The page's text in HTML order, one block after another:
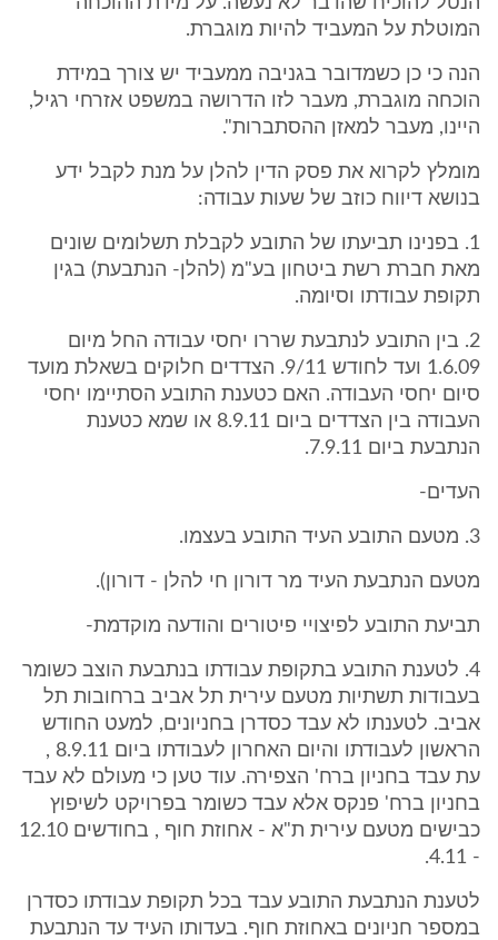
המוטלת על המעביד להיות מוגברת.
הנה כי כן כשמדובר בגניבה ממעביד יש צורך במידת
הוכחה מוגברת, מעבר לזו הדרושה במשפט אזרחי רגיל,
היינו, מעבר למאזן ההסתברות".
מומלץ לקרוא את פסק הדין להלן על מנת לקבל ידע
בנושא דיווח כוזב של שעות עבודה:
1. בפנינו תביעתו של התובע לקבלת תשלומים שונים
מאת חברת רשת ביטחון בע"מ (להלן- הנתבעת) בגין
תקופת עבודתו וסיומה.
2. בין התובע לנתבעת שררו יחסי עבודה החל מיום
1.6.09 ועד לחודש 9/11. הצדדים חלוקים בשאלת מועד
סיום יחסי העבודה. האם כטענת התובע הסתיימו יחסי
העבודה בין הצדדים ביום 8.9.11 או שמא כטענת
הנתבעת ביום 7.9.11.
העדים-
3. מטעם התובע העיד התובע בעצמו.
מטעם הנתבעת העיד מר דורון חי להלן - דורון).
תביעת התובע לפיצויי פיטורים והודעה מוקדמת-
4. לטענת התובע בתקופת עבודתו בנתבעת הוצב כשומר
בעבודות תשתיות מטעם עירית תל אביב ברחובות תל
אביב. לטענתו לא עבד כסדרן בחניונים, למעט החודש
הראשון לעבודתו והיום האחרון לעבודתו ביום 8.9.11 ,
עת עבד בחניון ברח' הצפירה. עוד טען כי מעולם לא עבד
בחניון ברח' פנקס אלא עבד כשומר בפרויקט לשיפוץ
כבישים מטעם עירית ת"א - אחוזת חוף , בחודשים 12.10
- 4.11.
לטענת הנתבעת התובע עבד בכל תקופת עבודתו כסדרן
במספר חניונים באחוזת חוף. בעדותו העיד עד הנתבעת